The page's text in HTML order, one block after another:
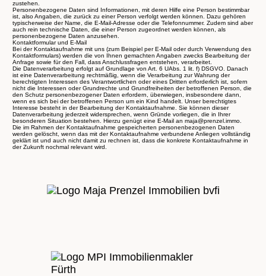
zustehen.
Personenbezogene Daten sind Informationen, mit deren Hilfe eine Person bestimmbar
ist, also Angaben, die zurück zu einer Person verfolgt werden können. Dazu gehören
typischerweise der Name, die E-Mail-Adresse oder die Telefonnummer. Zudem sind aber
auch rein technische Daten, die einer Person zugeordnet werden können, als
personenbezogene Daten anzusehen.
Kontaktformular und E-Mail
Bei der Kontaktaufnahme mit uns (zum Beispiel per E-Mail oder durch Verwendung des
Kontaktformulars) werden die von Ihnen gemachten Angaben zwecks Bearbeitung der
Anfrage sowie für den Fall, dass Anschlussfragen entstehen, verarbeitet.
Die Datenverarbeitung erfolgt auf Grundlage von Art. 6 UAbs. 1 lit. f) DSGVO. Danach
ist eine Datenverarbeitung rechtmäßig, wenn die Verarbeitung zur Wahrung der
berechtigten Interessen des Verantwortlichen oder eines Dritten erforderlich ist, sofern
nicht die Interessen oder Grundrechte und Grundfreiheiten der betroffenen Person, die
den Schutz personenbezogener Daten erfordern, überwiegen, insbesondere dann,
wenn es sich bei der betroffenen Person um ein Kind handelt. Unser berechtigtes
Interesse besteht in der Bearbeitung der Kontaktaufnahme. Sie können dieser
Datenverarbeitung jederzeit widersprechen, wenn Gründe vorliegen, die in Ihrer
besonderen Situation bestehen. Hierzu genügt eine E-Mail an maja@prenzel.immo.
Die im Rahmen der Kontaktaufnahme gespeicherten personenbezogenen Daten
werden gelöscht, wenn das mit der Kontaktaufnahme verbundene Anliegen vollständig
geklärt ist und auch nicht damit zu rechnen ist, dass die konkrete Kontaktaufnahme in
der Zukunft nochmal relevant wird.